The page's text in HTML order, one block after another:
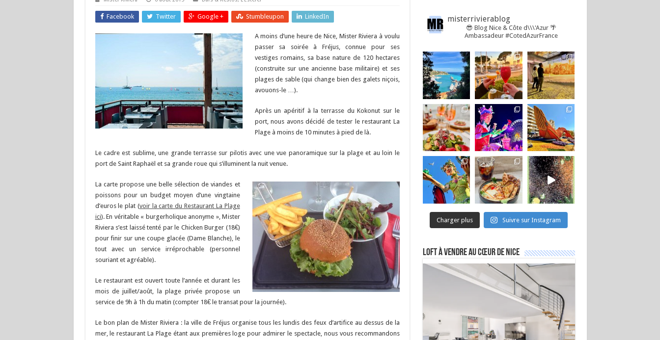
Facebook Twitter Google + Stumbleupon LinkedIn
A moins d’une heure de Nice, Mister Riviera à voulu
passer sa soirée à Fréjus, connue pour ses
vestiges romains, sa base nature de 120 hectares
(construite sur une ancienne base militaire) et ses
plages de sable (qui change bien des galets niçois,
avouons-le …).
Après un apéritif à la terrasse du Kokonut sur le
port, nous avons décidé de tester le restaurant La
Plage à moins de 10 minutes à pied de là.
Le cadre est sublime, une grande terrasse sur pilotis avec une vue panoramique sur la plage et au loin le
port de Saint Raphaël et sa grande roue qui s’illuminent la nuit venue.
La carte propose une belle sélection de viandes et
poissons pour un budget moyen d’une vingtaine
d’euros le plat (voir la carte du Restaurant La Plage
ici). En véritable « burgerholique anonyme », Mister
Riviera s’est laissé tenté par le Chicken Burger (18€)
pour finir sur une coupe glacée (Dame Blanche), le
tout avec un service irréprochable (personnel
souriant et agréable).
Le restaurant est ouvert toute l’année et durant les
mois de juillet/août, la plage privée propose un
service de 9h à 1h du matin (compter 18€ le transat pour la journée).
Le bon plan de Mister Riviera : la ville de Fréjus organise tous les lundis des feux d’artifice au dessus de la
mer, le restaurant La Plage étant aux premières loge pour admirer le spectacle, nous vous recommandons
misterrivierablog
😎 Blog Nice & Côte d\\\'Azur 🌴
Ambassadeur #CotedAzurFrance
Charger plus Suivre sur Instagram
Loft à vendre au cœur de Nice